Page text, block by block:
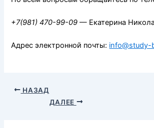
+7(981) 470-99-09 — Екатерина
Адрес электронной почты: info@study-
НАЗАД
ДАЛЕЕ